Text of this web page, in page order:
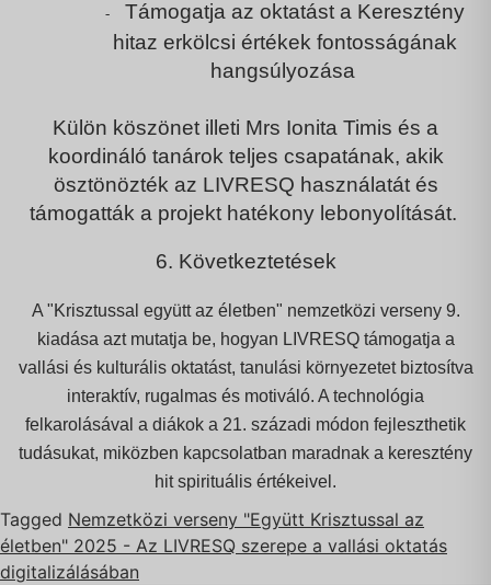
- Támogatja az oktatást a Keresztény
hitaz erkölcsi értékek fontosságának
hangsúlyozása
Külön köszönet illeti Mrs Ionita Timis és a
koordináló tanárok teljes csapatának, akik
ösztönözték az LIVRESQ használatát és
támogatták a projekt hatékony lebonyolítását.
6. Következtetések
A "Krisztussal együtt az életben" nemzetközi verseny 9.
kiadása azt mutatja be, hogyan LIVRESQtámogatja a
vallási és kulturális oktatást, tanulási környezetet biztosítva
interaktív, rugalmas és motiváló. A technológia
felkarolásával a diákok a 21. századi módon fejleszthetik
tudásukat, miközben kapcsolatban maradnak a keresztény
hit spirituális értékeivel.
Tagged Nemzetközi verseny "Együtt Krisztussal az
életben" 2025 - Az LIVRESQ szerepe a vallási oktatás
digitalizálásában